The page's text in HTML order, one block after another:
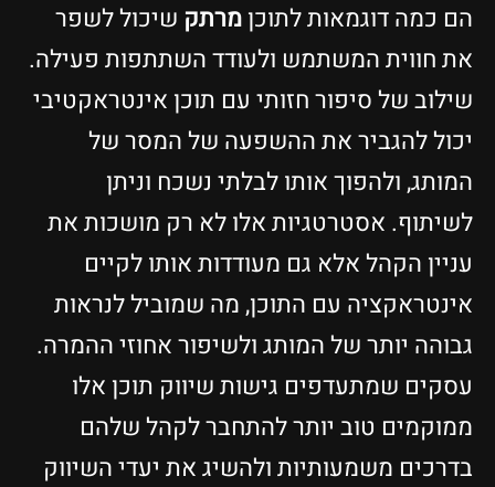
הם כמה דוגמאות לתוכןמרתק שיכול לשפר
את חווית המשתמש ולעודד השתתפות פעילה.
שילוב של סיפור חזותי עם תוכן אינטראקטיבי
יכול להגביר את ההשפעה של המסר של
המותג, ולהפוך אותו לבלתי נשכח וניתן
לשיתוף. אסטרטגיות אלו לא רק מושכות את
עניין הקהל אלא גם מעודדות אותו לקיים
אינטראקציה עם התוכן, מה שמוביל לנראות
גבוהה יותר של המותג ולשיפור אחוזי ההמרה.
עסקים שמתעדפים גישות שיווק תוכן אלו
ממוקמים טוב יותר להתחבר לקהל שלהם
בדרכים משמעותיות ולהשיג את יעדי השיווק